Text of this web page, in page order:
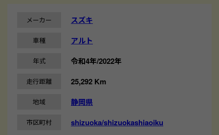
メーカー スズキ
車種 アルト
年式 令和4年/2022年
走行距離 25,292 Km
地域 静岡県
市区町村 shizuoka/shizuokashiaoiku